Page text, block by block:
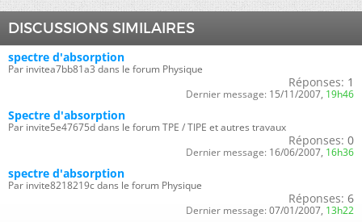
DISCUSSIONS SIMILAIRES
spectre d'absorption
Par invitea7bb81a3 dans le forum Physique
Réponses: 1
Dernier message: 15/11/2007, 19h46
Spectre d'absorption
Par invite5e47675d dans le forum TPE / TIPE et autres travaux
Réponses: 0
Dernier message: 16/06/2007, 16h36
spectre d'absorption
Par invite8218219c dans le forum Physique
Réponses: 6
Dernier message: 07/01/2007, 13h22